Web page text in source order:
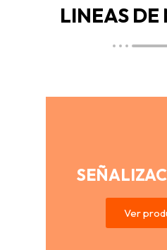
LINEAS
Ver